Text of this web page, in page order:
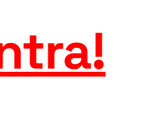
!